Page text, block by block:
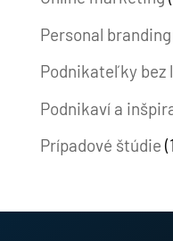
Personal branding
Podnikateľky bez
Podnikaví a
Prípadové štúdie